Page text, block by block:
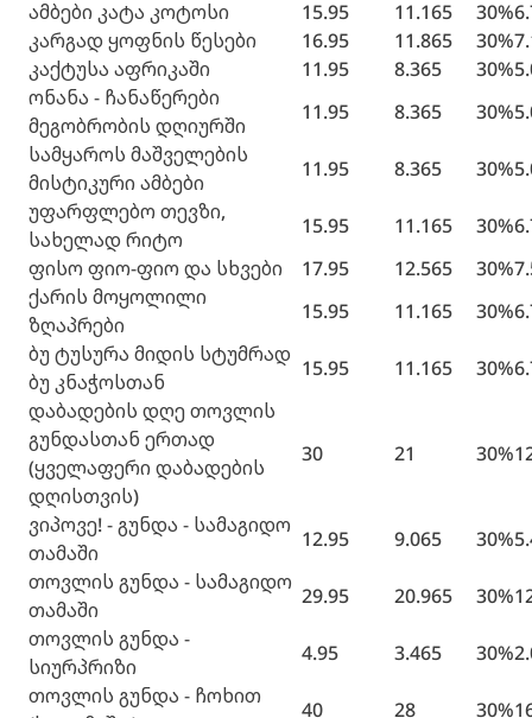
ამბები კატა კოტოსი 15.95 11.165 30%
კარგად ყოფნის წესები
16.95 11.865 30%
კაქტუსა აფრიკაში
11.95 8.365 30%
ონანა - ჩანაწერები
მეგობრობის დღიურში
11.95 8.365 30%
სამყაროს მაშველების
მისტიკური ამბები
11.95 8.365 30%
უფარფლებო თევზი,
სახელად რიტო
15.95 11.165 30%
ფისო ფიო-ფიო და სხვები
17.95 12.565 30%
ქარის მოყოლილი
ზღაპრები
15.95 11.165 30%
ბუ ტუსურა მიდის სტუმრად
ბუ კნაჭოსთან
15.95 11.165 30%
დაბადების დღე თოვლის
გუნდასთან ერთად
(ყველაფერი დაბადების
დღისთვის)
30 21 30%
ვიპოვე! - გუნდა - სამაგიდო
თამაში
12.95 9.065 30%
თოვლის გუნდა - სამაგიდო
თამაში
29.95 20.965 30%
თოვლის გუნდა -
სიურპრიზი
4.95 3.465 30%
თოვლის გუნდა - ჩოხით
40 28 30%